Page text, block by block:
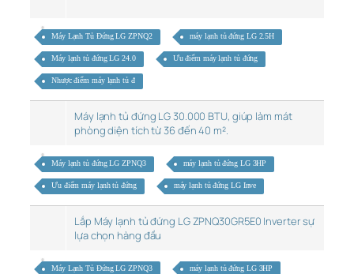
Máy Lạnh Tủ Đứng LG ZPNQ2 máy lạnh tủ đứng LG 2.5H
Máy lạnh tủ đứng LG 24.0 Ưu điểm máy lạnh tủ đứng
Nhược điểm máy lạnh tủ đ
Máy lạnh tủ đứng LG 30.000 BTU, giúp làm mát
phòng diện tích từ 36 đến 40 m².
Máy lạnh tủ đứng LG ZPNQ3 máy lạnh tủ đứng LG 3HP
Ưu điểm máy lạnh tủ đứng máy lạnh tủ đứng LG Inve
Lắp Máy lạnh tủ đứng LG ZPNQ30GR5E0 Inverter sự
lựa chọn hàng đầu
Máy Lạnh Tủ Đứng LG ZPNQ3 máy lạnh tủ đứng LG 3HP